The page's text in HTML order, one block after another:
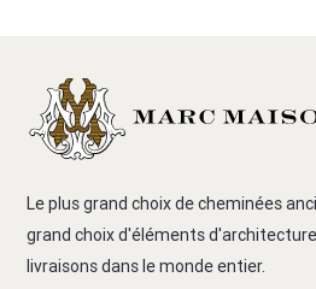
Le plus grand choix de cheminées
grand choix d'éléments
livraisons dans le monde entier.